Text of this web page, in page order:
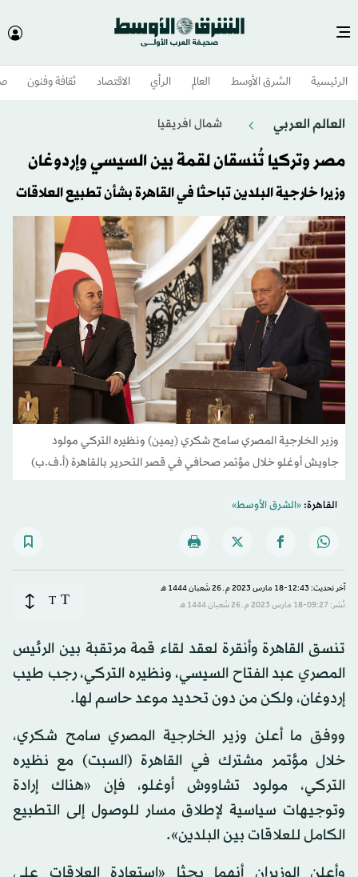
الرئيسية الشرق الأوسط​ العالم الرأي الاقتصاد ثقافة وفنون
العالم العربي شمال افريقيا
مصر وتركيا تُنسقان لقمة بين السيسي وإردوغان
وزيرا خارجية البلدين تباحثا في القاهرة بشأن تطبيع العلاقات
وزير الخارجية المصري سامح شكري (يمين) ونظيره التركي مولود
جاويش أوغلو خلال مؤتمر صحافي في قصر التحرير بالقاهرة (أ.ف.ب)
القاهرة:«الشرق الأوسط»
آخر تحديث: 12:43-18 مارس 2023 م ـ 26 شَعبان 1444 هـ
نُشر: 09:27-18 مارس 2023 م ـ 26 شَعبان 1444 هـ
T
T
تنسق القاهرة وأنقرة لعقد لقاء قمة مرتقبة بين الرئيس
المصري عبد الفتاح السيسي، ونظيره التركي، رجب طيب
إردوغان، ولكن من دون تحديد موعد حاسم لها.
ووفق ما أعلن وزير الخارجية المصري سامح شكري،
خلال مؤتمر مشترك في القاهرة (السبت) مع نظيره
التركي، مولود تشاووش أوغلو، فإن «هناك إرادة
وتوجيهات سياسية لإطلاق مسار للوصول إلى التطبيع
الكامل للعلاقات بين البلدين».